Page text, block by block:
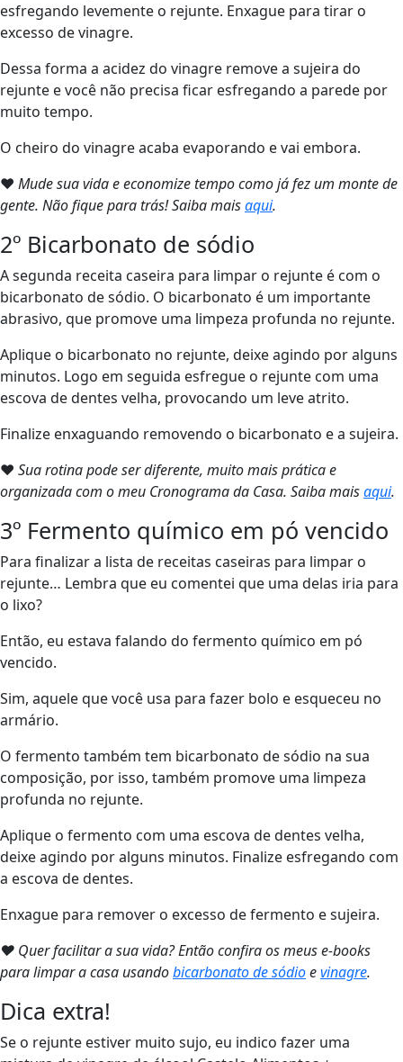
esfregando levemente o rejunte. Enxague para tirar o
excesso de vinagre.
Dessa forma a acidez do vinagre remove a sujeira do
rejunte e você não precisa ficar esfregando a parede por
muito tempo.
O cheiro do vinagre acaba evaporando e vai embora.
❤ Mude sua vida e economize tempo como já fez um monte de
gente. Não fique para trás! Saiba maisaqui.
2º Bicarbonato de sódio
A segunda receita caseira para limpar o rejunte é com o
bicarbonato de sódio. O bicarbonato é um importante
abrasivo, que promove uma limpeza profunda no rejunte.
Aplique o bicarbonato no rejunte, deixe agindo por alguns
minutos. Logo em seguida esfregue o rejunte com uma
escova de dentes velha, provocando um leve atrito.
Finalize enxaguando removendo o bicarbonato e a sujeira.
❤ Sua rotina pode ser diferente, muito mais prática e
organizada com o meu Cronograma da Casa. Saiba maisaqui.
3º Fermento químico em pó vencido
Para finalizar a lista de receitas caseiras para limpar o
rejunte… Lembra que eu comentei que uma delas iria para
o lixo?
Então, eu estava falando do fermento químico em pó
vencido.
Sim, aquele que você usa para fazer bolo e esqueceu no
armário.
O fermento também tem bicarbonato de sódio na sua
composição, por isso, também promove uma limpeza
profunda no rejunte.
Aplique o fermento com uma escova de dentes velha,
deixe agindo por alguns minutos. Finalize esfregando com
a escova de dentes.
Enxague para remover o excesso de fermento e sujeira.
❤ Quer facilitar a sua vida? Então confira os meus e-books
para limpar a casa usandobicarbonato de sódioevinagre.
Dica extra!
Se o rejunte estiver muito sujo, eu indico fazer uma